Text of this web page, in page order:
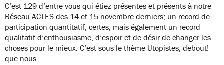
C’est 129 d’entre vous qui étiez présentes et présents à notre
Réseau ACTES des 14 et 15 novembre derniers; un record de
participation quantitatif, certes, mais également un record
qualitatif d’enthousiasme, d’espoir et de désir de changer les
choses pour le mieux. C’est sous le thème Utopistes, debout!
que nous…